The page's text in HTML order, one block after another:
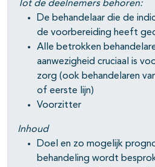
Tot de deelnemers behoren:
De behandelaar die de
de voorbereiding heeft
Alle betrokken
aanwezigheid cruciaal is
zorg (ook behandelaren
of eerste lijn)
Voorzitter
Inhoud
Doel en zo mogelijk
behandeling wordt